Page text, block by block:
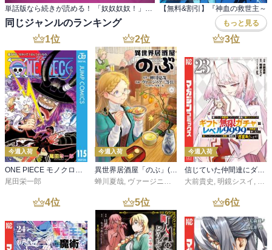
同じジャンルのランキング もっと見る
1位
今週入荷
ONE PIECE モノクロ版 115
尾田栄一郎
2位
今週入荷
異世界居酒屋「のぶ」(22)
蝉川夏哉, ヴァージニア二等兵 ,転
3位
今週入荷
信じていた仲間達にダンジョン奥地で殺されかけたがギフト『無限ガチャ』でレベル９９９９の仲間達を手に入れて元パーティーメンバーと世界に復讐＆『ざまぁ！』します！（２３）
大前貴史 , 明鏡シスイ , ｔ
4位 5位 6位